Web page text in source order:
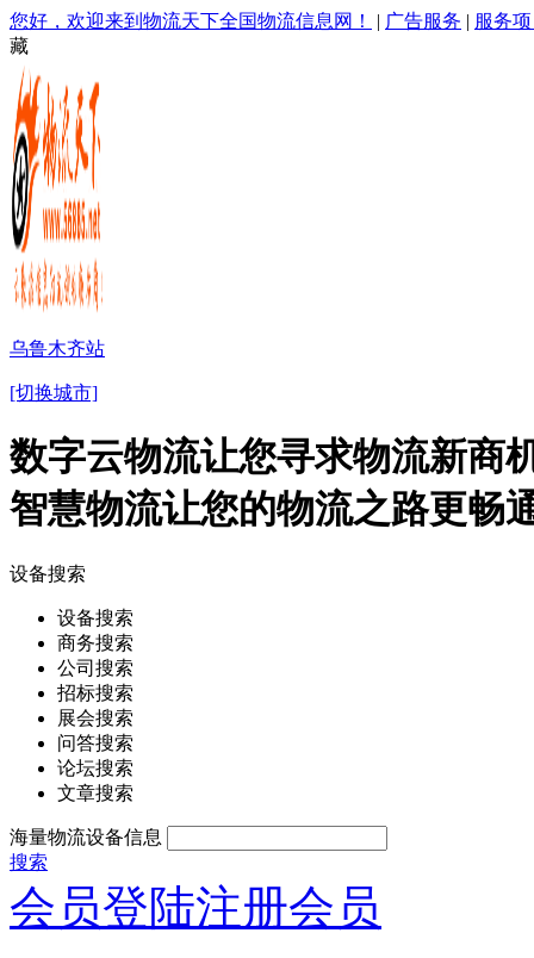
您好，欢迎来到物流天下全国物流信息网！ | 广告服务 | 服务
藏
乌鲁木齐站
[切换城市]
数字云物流让您寻求物流新商
智慧物流让您的物流之路更畅
设备搜索
设备搜索
商务搜索
公司搜索
招标搜索
展会搜索
问答搜索
论坛搜索
文章搜索
海量物流设备信息
搜索
会员登陆注册会员